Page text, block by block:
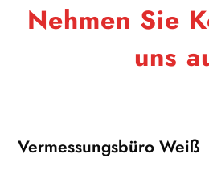
Nehmen Sie
uns
Vermessungsbüro Weiß